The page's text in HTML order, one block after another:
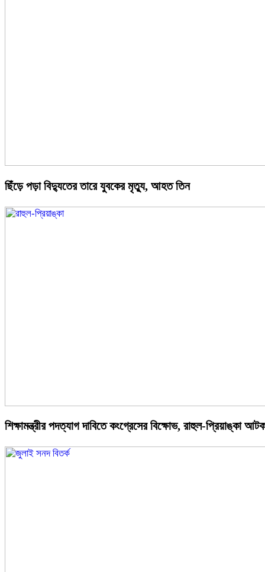
ছিঁড়ে পড়া বিদ্যুতের তারে যুবকের মৃত্যু, আহত তিন
শিক্ষামন্ত্রীর পদত্যাগ দাবিতে কংগ্রেসের বিক্ষোভ, রাহুল-প্রিয়াঙ্কা আটক